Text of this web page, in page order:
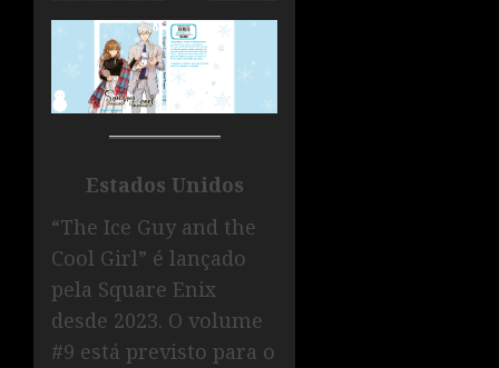
Estados Unidos
“The Ice Guy and the
Cool Girl” é lançado
pela Square Enix
desde 2023. O volume
#9 está previsto para o